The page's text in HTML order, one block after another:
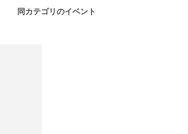
同カテゴリのイベント